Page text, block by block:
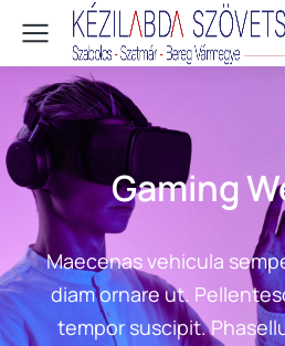
Gaming
Maecenas vehicula
diam ornare ut.
tempor suscipit.